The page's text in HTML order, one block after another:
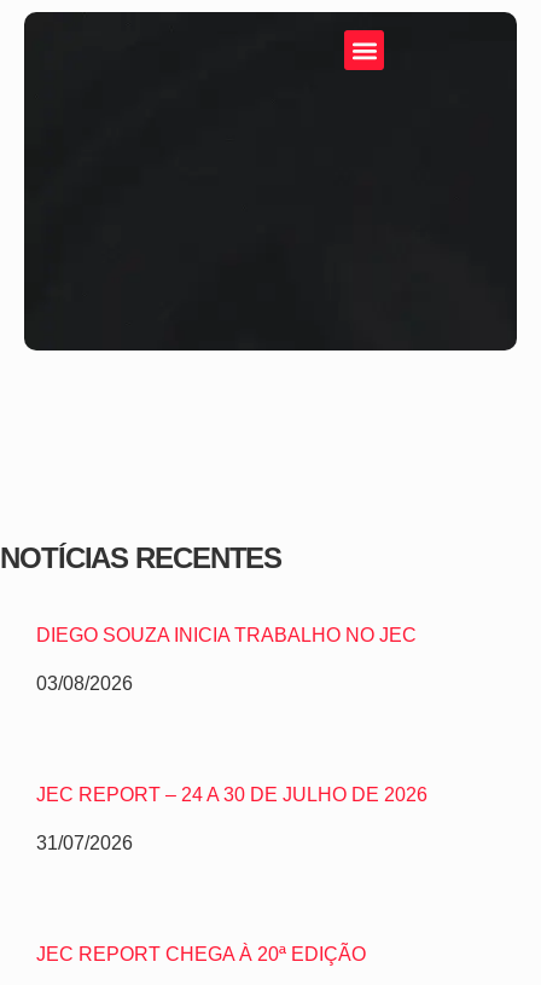
NOTÍCIAS RECENTES
DIEGO SOUZA INICIA TRABALHO NO JEC
03/08/2026
JEC REPORT – 24 A 30 DE JULHO DE 2026
31/07/2026
JEC REPORT CHEGA À 20ª EDIÇÃO